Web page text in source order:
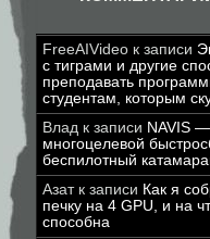
FreeAIVideo к записи
с тиграми и другие
преподавать
студентам, которым
Влад к записи NAVIS —
многоцелевой
беспилотный
Азатк записи Как я
печку на 4 GPU, и на
способна